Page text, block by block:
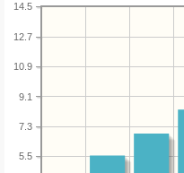
5.5
7.3
9.1
10.9
12.7
14.5